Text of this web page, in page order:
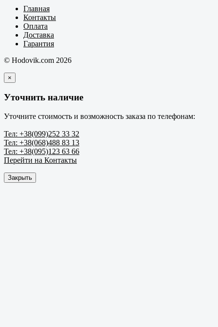
Главная
Контакты
Оплата
Доставка
Гарантия
© Hodovik.com 2026
×
Уточнить наличие
Уточните стоимость и возможность заказа по телефонам:
Тел: +38(099)252 33 32
Тел: +38(068)488 83 13
Тел: +38(095)123 63 66
Перейти на Контакты
Закрыть